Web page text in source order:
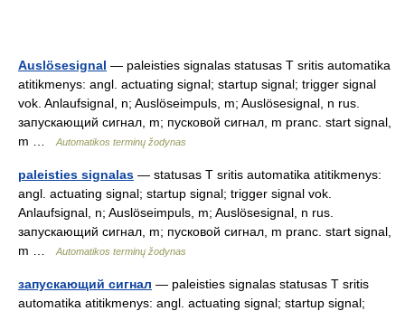
Auslösesignal — paleisties signalas statusas T sritis automatika
atitikmenys: angl. actuating signal; startup signal; trigger signal
vok. Anlaufsignal, n; Auslöseimpuls, m; Auslösesignal, n rus.
запускающий сигнал, m; пусковой сигнал, m pranc. start signal,
m …
Automatikos terminų žodynas
paleisties signalas — statusas T sritis automatika atitikmenys:
angl. actuating signal; startup signal; trigger signal vok.
Anlaufsignal, n; Auslöseimpuls, m; Auslösesignal, n rus.
запускающий сигнал, m; пусковой сигнал, m pranc. start signal,
m …
Automatikos terminų žodynas
запускающий сигнал — paleisties signalas statusas T sritis
automatika atitikmenys: angl. actuating signal; startup signal;